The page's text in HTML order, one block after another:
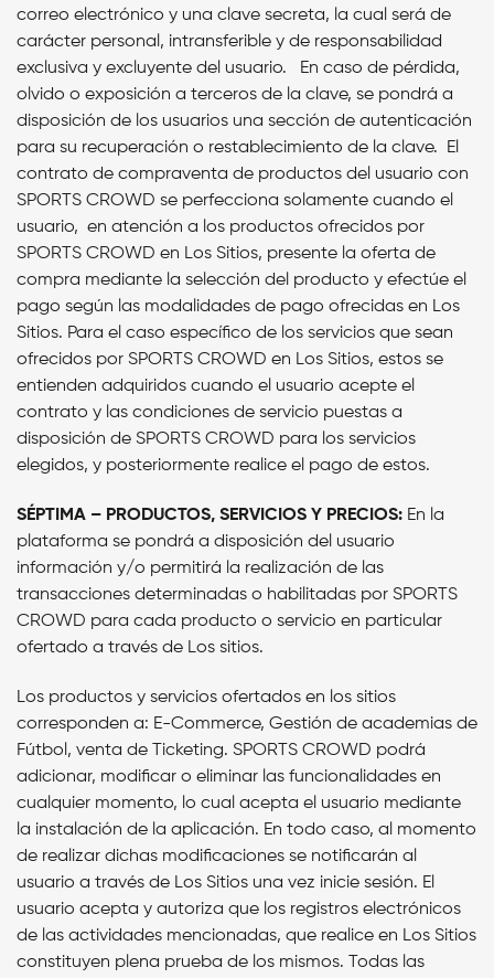
correo electrónico y una clave secreta, la cual será de
carácter personal, intransferible y de responsabilidad
exclusiva y excluyente del usuario. En caso de pérdida,
olvido o exposición a terceros de la clave, se pondrá a
disposición de los usuarios una sección de autenticación
para su recuperación o restablecimiento de la clave. El
contrato de compraventa de productos del usuario con
SPORTS CROWD se perfecciona solamente cuando el
usuario, en atención a los productos ofrecidos por
SPORTS CROWD en Los Sitios, presente la oferta de
compra mediante la selección del producto y efectúe el
pago según las modalidades de pago ofrecidas en Los
Sitios. Para el caso específico de los servicios que sean
ofrecidos por SPORTS CROWD en Los Sitios, estos se
entienden adquiridos cuando el usuario acepte el
contrato y las condiciones de servicio puestas a
disposición de SPORTS CROWD para los servicios
elegidos, y posteriormente realice el pago de estos.
SÉPTIMA – PRODUCTOS, SERVICIOS Y PRECIOS: En la
plataforma se pondrá a disposición del usuario
información y/o permitirá la realización de las
transacciones determinadas o habilitadas por SPORTS
CROWD para cada producto o servicio en particular
ofertado a través de Los sitios.
Los productos y servicios ofertados en los sitios
corresponden a: E-Commerce, Gestión de academias de
Fútbol, venta de Ticketing. SPORTS CROWD podrá
adicionar, modificar o eliminar las funcionalidades en
cualquier momento, lo cual acepta el usuario mediante
la instalación de la aplicación. En todo caso, al momento
de realizar dichas modificaciones se notificarán al
usuario a través de Los Sitios una vez inicie sesión. El
usuario acepta y autoriza que los registros electrónicos
de las actividades mencionadas, que realice en Los Sitios
constituyen plena prueba de los mismos. Todas las